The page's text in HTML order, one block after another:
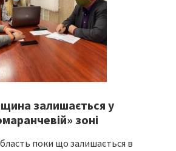
залишається у
зоні
поки що залишається в